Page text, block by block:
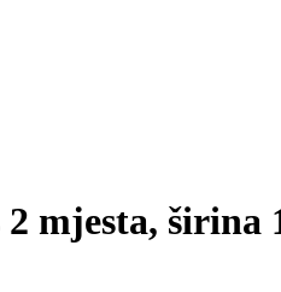
mjesta, širina